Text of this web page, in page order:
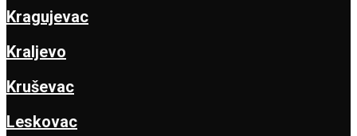
Kragujevac
Kraljevo
Kruševac
Leskovac